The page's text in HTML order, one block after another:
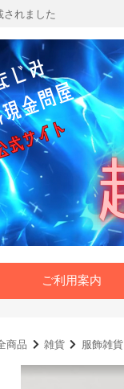
れました
ご利用案内
商品 雑貨 服飾雑貨